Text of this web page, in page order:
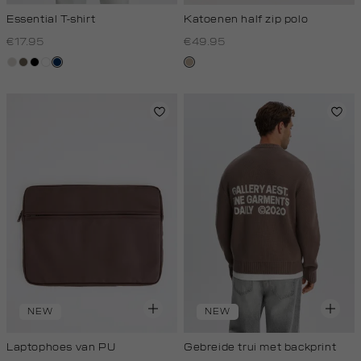
Essential T-shirt
€17.95
taupe,
lichtbruin
zwart
witdonkerblauw
Katoenen half zip polo
€49.95
kit,
NEW
Laptophoes van PU
NEW
Gebreide trui met backprint